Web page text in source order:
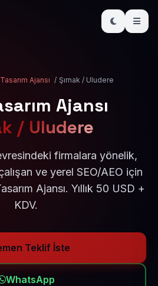
Ajansı / Şırnak / Uludere
Ajansı
/ Uludere
firmalara yönelik,
ve yerel SEO/AEO için
Ajansı. Yıllık 50 USD +
KDV.
Teklif İste
WhatsApp